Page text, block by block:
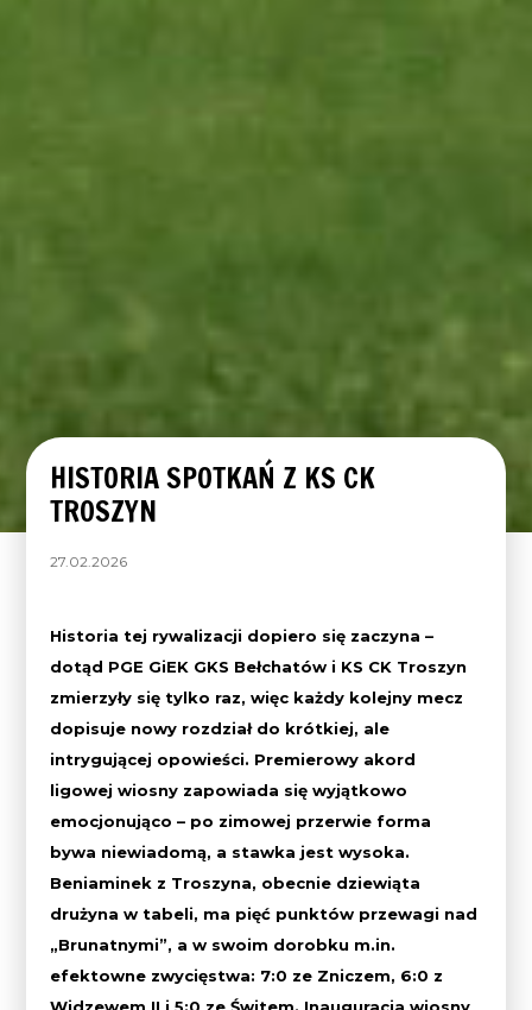
HISTORIA SPOTKAŃ Z KS CK
TROSZYN
27.02.2026
Historia tej rywalizacji dopiero się zaczyna –
dotąd PGE GiEK GKS Bełchatów i KS CK Troszyn
zmierzyły się tylko raz, więc każdy kolejny mecz
dopisuje nowy rozdział do krótkiej, ale
intrygującej opowieści. Premierowy akord
ligowej wiosny zapowiada się wyjątkowo
emocjonująco – po zimowej przerwie forma
bywa niewiadomą, a stawka jest wysoka.
Beniaminek z Troszyna, obecnie dziewiąta
drużyna w tabeli, ma pięć punktów przewagi nad
„Brunatnymi”, a w swoim dorobku m.in.
efektowne zwycięstwa: 7:0 ze Zniczem, 6:0 z